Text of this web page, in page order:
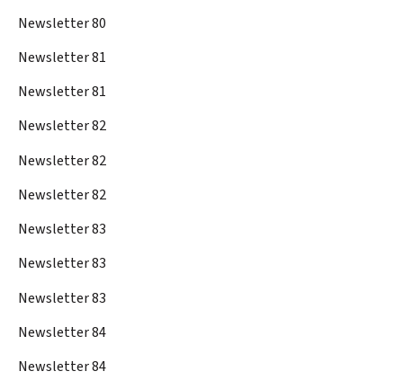
Newsletter 80
Newsletter 81
Newsletter 81
Newsletter 82
Newsletter 82
Newsletter 82
Newsletter 83
Newsletter 83
Newsletter 83
Newsletter 84
Newsletter 84